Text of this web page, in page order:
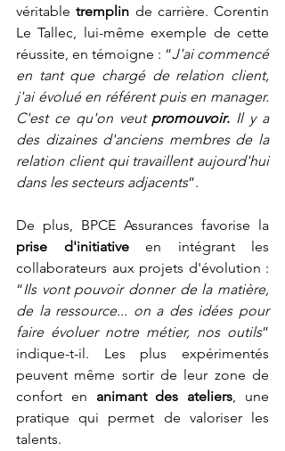
véritable tremplin de carrière. Corentin
Le Tallec, lui-même exemple de cette
réussite, en témoigne : “J'ai commencé
en tant que chargé de relation client,
j'ai évolué en référent puis en manager.
C'est ce qu'on veut promouvoir. Il y a
des dizaines d'anciens membres de la
relation client qui travaillent aujourd'hui
dans les secteurs adjacents”.
prise d'initiative en intégrant les
collaborateurs aux projets d'évolution :
“Ils vont pouvoir donner de la matière,
de la ressource... on a des idées pour
faire évoluer notre métier, nos outils”
indique-t-il. Les plus expérimentés
peuvent même sortir de leur zone de
confort en animant des ateliers, une
pratique qui permet de valoriser les
talents.